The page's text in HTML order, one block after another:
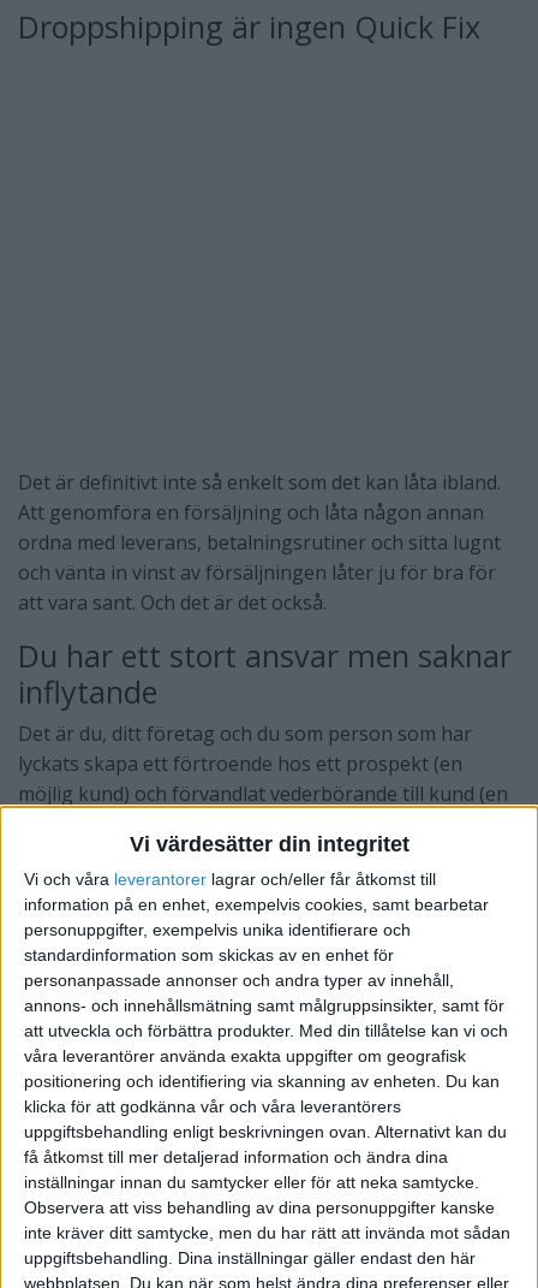
Vi värdesätter din integritet
Vi och våra leverantorer lagrar och/eller får åtkomst till
information på en enhet, exempelvis cookies, samt bearbetar
personuppgifter, exempelvis unika identifierare och
standardinformation som skickas av en enhet för
personanpassade annonser och andra typer av innehåll,
annons- och innehållsmätning samt målgruppsinsikter, samt för
att utveckla och förbättra produkter. Med din tillåtelse kan vi och
våra leverantörer använda exakta uppgifter om geografisk
positionering och identifiering via skanning av enheten. Du kan
klicka för att godkänna vår och våra leverantörers
uppgiftsbehandling enligt beskrivningen ovan. Alternativt kan du
få åtkomst till mer detaljerad information och ändra dina
inställningar innan du samtycker eller för att neka samtycke.
Observera att viss behandling av dina personuppgifter kanske
inte kräver ditt samtycke, men du har rätt att invända mot sådan
uppgiftsbehandling. Dina inställningar gäller endast den här
webbplatsen. Du kan när som helst ändra dina preferenser eller
Droppshipping är ingen Quick Fix
Det är definitivt inte så enkelt som det kan låta ibland.
Att genomföra en försäljning och låta någon annan
ordna med leverans, betalningsrutiner och sitta lugnt
och vänta in vinst av försäljningen låter ju för bra för
att vara sant. Och det är det också.
Du har ett stort ansvar men saknar
inflytande
Det är du, ditt företag och du som person som har
lyckats skapa ett förtroende hos ett prospekt (en
möjlig kund) och förvandlat vederbörande till kund (en
Den svåraste och viktigaste prestationen i hela affären
faktiskt. Men du har rent praktiskt inget inflytande på
något enda steg i hela den långa ”fullfillment-kedjan”.
Du är ansiktet utåt
Gissa vem som anses ansvarig om det skulle bli något
mankemang som t.ex. sen leverans, utebliven leverans,
s.k. restordernotering, reklamation, eller om kunden
inte löser ut varan, o.s.v.
Varning för sen fredagshandel
Som ett kuriosum kan nämnas att ordrar som kommer
in sent en fredagskväll fr. Sverige kan man ofta